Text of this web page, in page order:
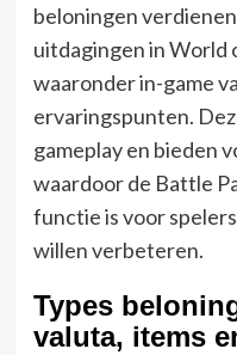
beloningen
uitdagingen in World
waaronder in-game
ervaringspunten.
gameplay en bieden
waardoor de Battle
functie is voor
willen verbeteren.
Types
valuta, items